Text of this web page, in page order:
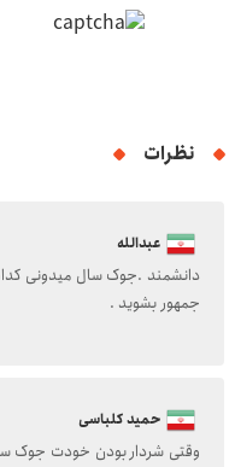
نظرات
عبدالله
دانشمند .جوک سال میدونی
جمهور بشوید .
حمید کلباسی
وقتی شردار بودن خودت جوک